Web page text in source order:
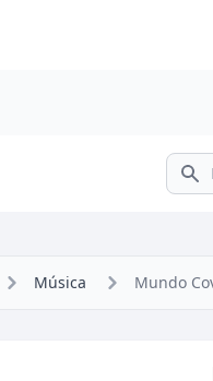
Música Mundo